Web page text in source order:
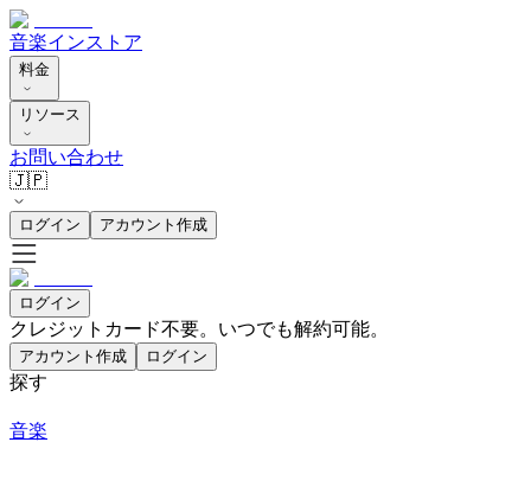
音楽インストア
料金
リソース
お問い合わせ
🇯🇵
ログイン アカウント作成
ログイン
クレジットカード不要。いつでも解約可能。
アカウント作成 ログイン
探す
音楽